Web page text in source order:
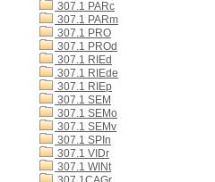
307.1 PARc
307.1 PARm
307.1 PRO
307.1 PROd
307.1 RIEd
307.1 RIEde
307.1 RIEp
307.1 SEM
307.1 SEMo
307.1 SEMv
307.1 SPIn
307.1 VIDr
307.1 WINt